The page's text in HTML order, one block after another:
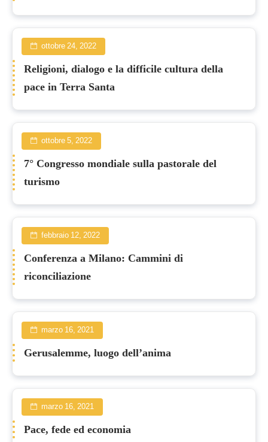
ottobre 24, 2022
Religioni, dialogo e la difficile cultura della
pace in Terra Santa
ottobre 5, 2022
7° Congresso mondiale sulla pastorale del
turismo
febbraio 12, 2022
Conferenza a Milano: Cammini di
riconciliazione
marzo 16, 2021
Gerusalemme, luogo dell’anima
marzo 16, 2021
Pace, fede ed economia